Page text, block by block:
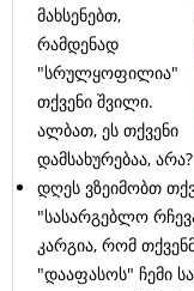
მახსენებთ,
რამდენად
"სრულყოფილია"
თქვენი შვილი.
ალბათ, ეს თქვენი
დამსახურებაა, არა?
დღეს ვზეიმობთ
"სასარგებლო
კარგია, რომ
"დააფასოს" ჩემი